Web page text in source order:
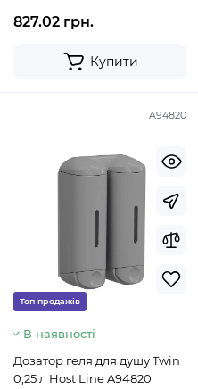
827.02 грн.
Купити
A94820
Топ продажів
В наявності
Дозатор геля для душу Twin
0,25 л Host Line A94820